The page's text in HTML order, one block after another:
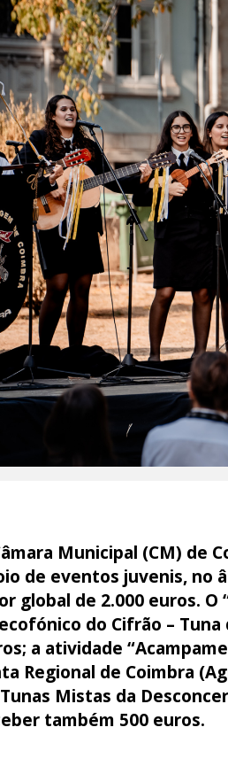
Municipal (CM) de
de eventos juvenis, no
global de 2.000 euros. O
do Cifrão –
a atividade
Regional de Coimbra
Mistas da
também 500 euros.